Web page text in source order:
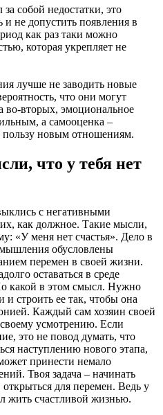
собой недостатки, это
не допустить появления в
как раз таки можно
которая укрепляет не
лучше не заводить новые
что они могут
во-вторых, эмоциональное
а самооценка –
новым отношениям.
что у тебя нет
с негативными
как должное. Такие мысли,
«У меня нет счастья». Дело в
обусловлены
перемен в своей жизни.
оставаться в среде
какой в этом смысл. Нужно
и строить ее так, чтобы она
Каждый сам хозяин своей
усмотрению. Если
это не повод думать, что
наступлению нового этапа,
принести немало
Твоя задача – начинать
для перемен. Ведь у
жить счастливой жизнью.